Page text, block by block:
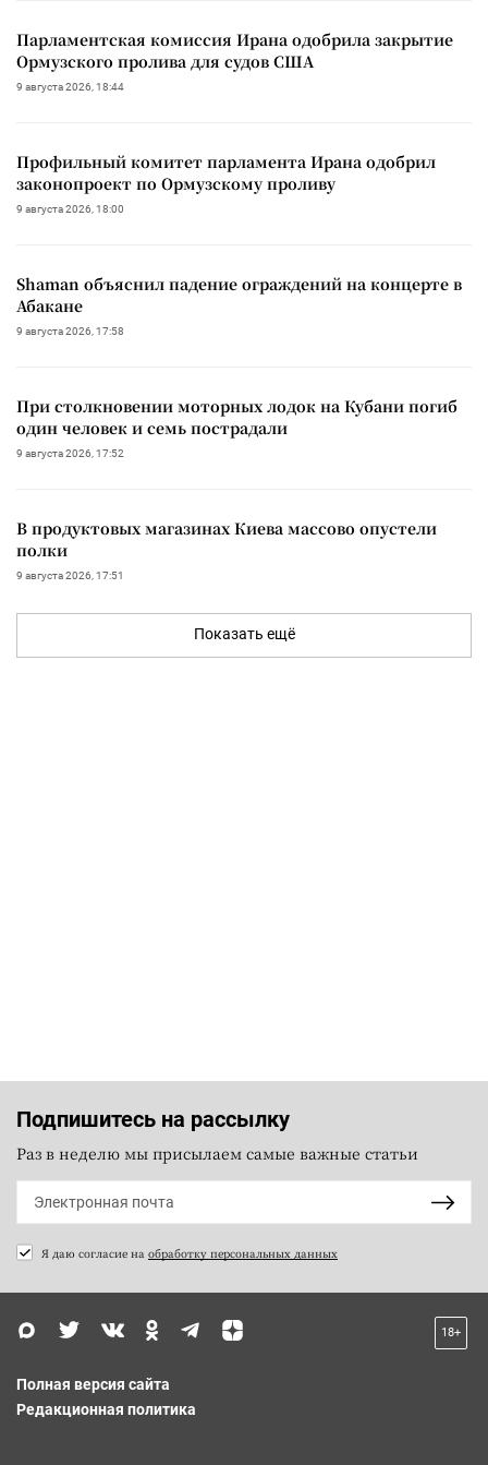
Парламентская комиссия Ирана одобрила закрытие
Ормузского пролива для судов США
9 августа 2026, 18:44
Профильный комитет парламента Ирана одобрил
законопроект по Ормузскому проливу
9 августа 2026, 18:00
Shaman объяснил падение ограждений на концерте в
Абакане
9 августа 2026, 17:58
При столкновении моторных лодок на Кубани погиб
один человек и семь пострадали
9 августа 2026, 17:52
В продуктовых магазинах Киева массово опустели
полки
9 августа 2026, 17:51
Показать ещё
Подпишитесь на рассылку
Раз в неделю мы присылаем самые важные статьи
Я даю согласие на обработку персональных данных
18+
Полная версия сайта
Редакционная политика